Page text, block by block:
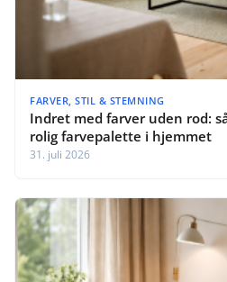
FARVER, STIL & STEMNING
Indret med farver uden rod:
rolig farvepalette i hjemmet
31. juli 2026